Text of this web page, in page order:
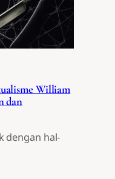
William
dan
dengan hal-